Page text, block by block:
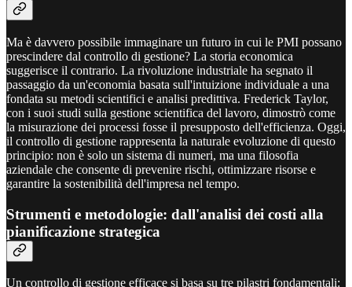
Ma è davvero possibile immaginare un futuro in cui le PMI possano
prescindere dal controllo di gestione? La storia economica
suggerisce il contrario. La rivoluzione industriale ha segnato il
passaggio da un'economia basata sull'intuizione individuale a una
fondata su metodi scientifici e analisi predittiva. Frederick Taylor,
con i suoi studi sulla gestione scientifica del lavoro, dimostrò come
la misurazione dei processi fosse il presupposto dell'efficienza. Oggi,
il controllo di gestione rappresenta la naturale evoluzione di questo
principio: non è solo un sistema di numeri, ma una filosofia
aziendale che consente di prevenire rischi, ottimizzare risorse e
garantire la sostenibilità dell'impresa nel tempo.
Strumenti e metodologie: dall'analisi dei costi alla
pianificazione strategica
Un controllo di gestione efficace si basa su tre pilastri fondamentali: